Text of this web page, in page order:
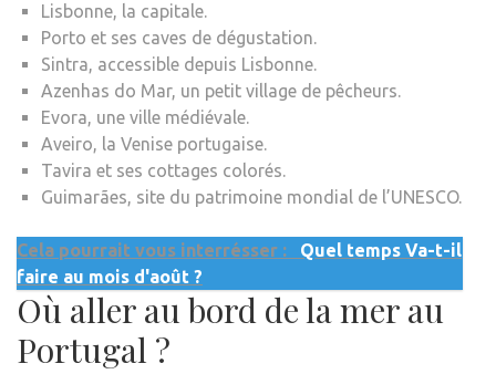
Lisbonne, la capitale.
Porto et ses caves de dégustation.
Sintra, accessible depuis Lisbonne.
Azenhas do Mar, un petit village de pêcheurs.
Evora, une ville médiévale.
Aveiro, la Venise portugaise.
Tavira et ses cottages colorés.
Guimarães, site du patrimoine mondial de l’UNESCO.
Cela pourrait vous interrésser :
Quel temps Va-t-il
faire au mois d'août ?
Où aller au bord de la mer au
Portugal ?